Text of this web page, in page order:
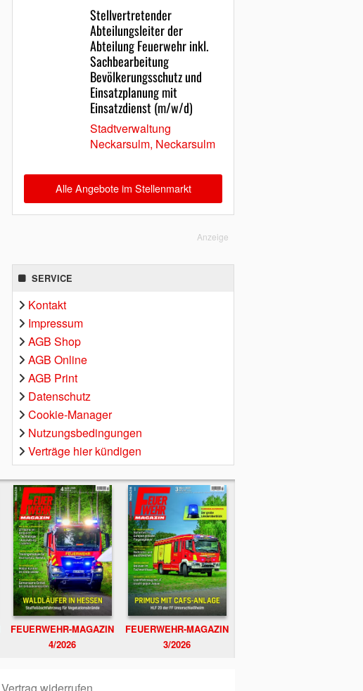
Stellvertretender
Abteilungsleiter der
Abteilung Feuerwehr inkl.
Sachbearbeitung
Bevölkerungsschutz und
Einsatzplanung mit
Einsatzdienst (m/w/d)
Stadtverwaltung
Neckarsulm, Neckarsulm
Alle Angebote im Stellenmarkt
Anzeige
SERVICE
Kontakt
Impressum
AGB Shop
AGB Online
AGB Print
Datenschutz
Cookie-Manager
Nutzungsbedingungen
Verträge hier kündigen
FEUERWEHR-MAGAZIN
4/2026
FEUERWEHR-MAGAZIN
3/2026